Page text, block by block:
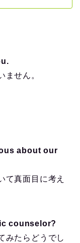
ません。
about our
て真面目に考え
counselor?
みたらどうでし